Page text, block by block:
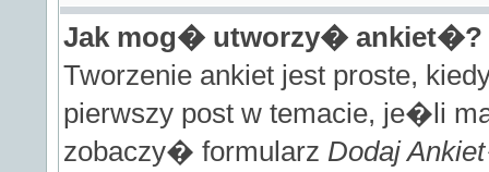
Jak mog� utworzy� ankiet�?
Tworzenie ankiet jest proste,
pierwszy post w temacie, je�li
zobaczy� formularz Dodaj